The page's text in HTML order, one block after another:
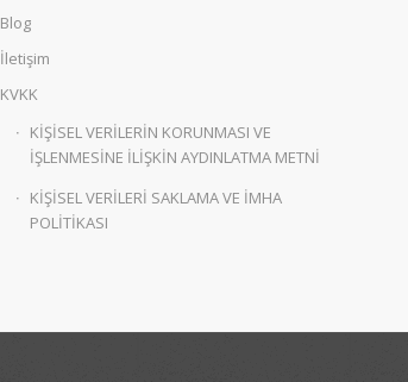
Blog
İletişim
KVKK
KİŞİSEL VERİLERİN KORUNMASI VE
İŞLENMESİNE İLİŞKİN AYDINLATMA METNİ
KİŞİSEL VERİLERİ SAKLAMA VE İMHA
POLİTİKASI